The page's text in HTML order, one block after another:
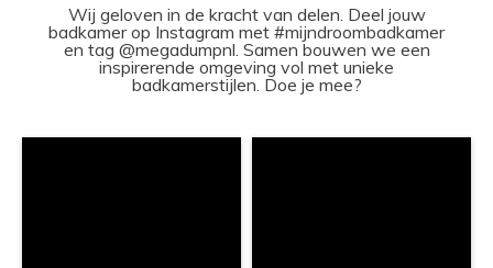
Wij geloven in de kracht van delen. Deel jouw
badkamer op Instagram met #mijndroombadkamer
en tag @megadumpnl. Samen bouwen we een
inspirerende omgeving vol met unieke
badkamerstijlen. Doe je mee?